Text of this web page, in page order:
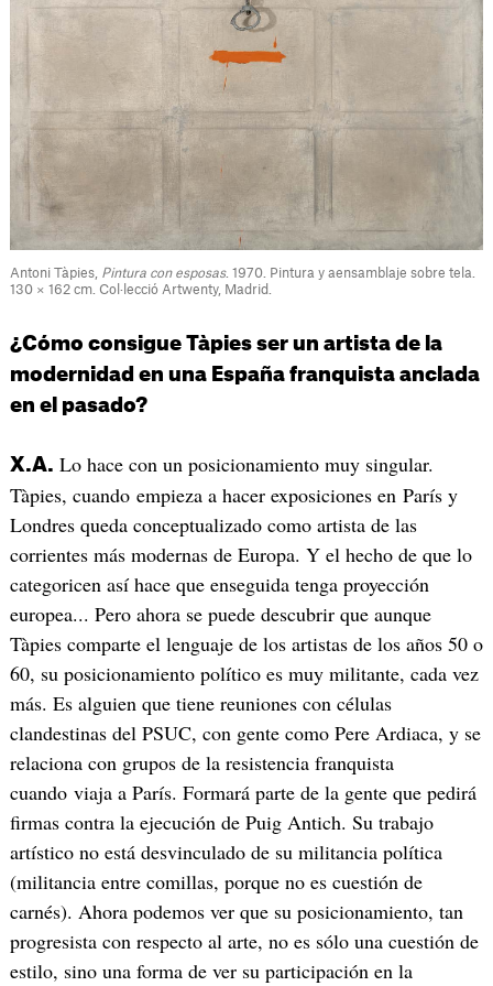
Antoni Tàpies, Pintura con esposas. 1970. Pintura y aensamblaje sobre tela.
130 × 162 cm. Col·lecció Artwenty, Madrid.
¿Cómo consigue Tàpies ser un artista de la
modernidad en una España franquista anclada
en el pasado?
X.A. Lo hace con un posicionamiento muy singular.
Tàpies, cuando empieza a hacer exposiciones en París y
Londres queda conceptualizado como artista de las
corrientes más modernas de Europa. Y el hecho de que lo
categoricen así hace que enseguida tenga proyección
europea... Pero ahora se puede descubrir que aunque
Tàpies comparte el lenguaje de los artistas de los años 50 o
60, su posicionamiento político es muy militante, cada vez
más. Es alguien que tiene reuniones con células
clandestinas del PSUC, con gente como Pere Ardiaca, y se
relaciona con grupos de la resistencia franquista
cuando viaja a París. Formará parte de la gente que pedirá
firmas contra la ejecución de Puig Antich. Su trabajo
artístico no está desvinculado de su militancia política
(militancia entre comillas, porque no es cuestión de
carnés). Ahora podemos ver que su posicionamiento, tan
progresista con respecto al arte, no es sólo una cuestión de
estilo, sino una forma de ver su participación en la